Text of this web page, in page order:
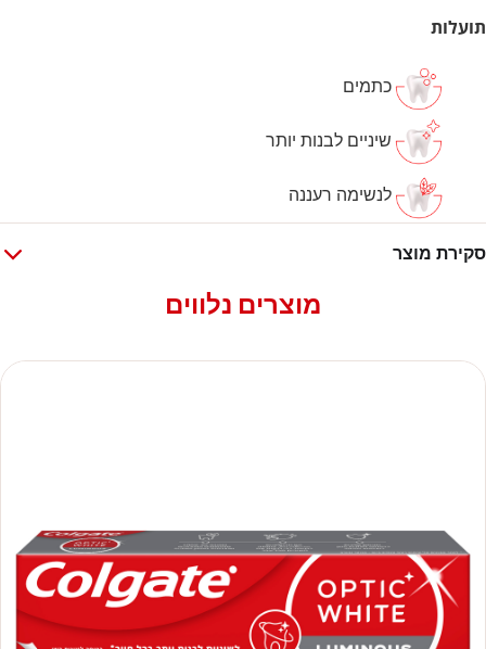
תועלות
כתמים
שיניים לבנות יותר
לנשימה רעננה
סקירת מוצר
מוצרים נלווים